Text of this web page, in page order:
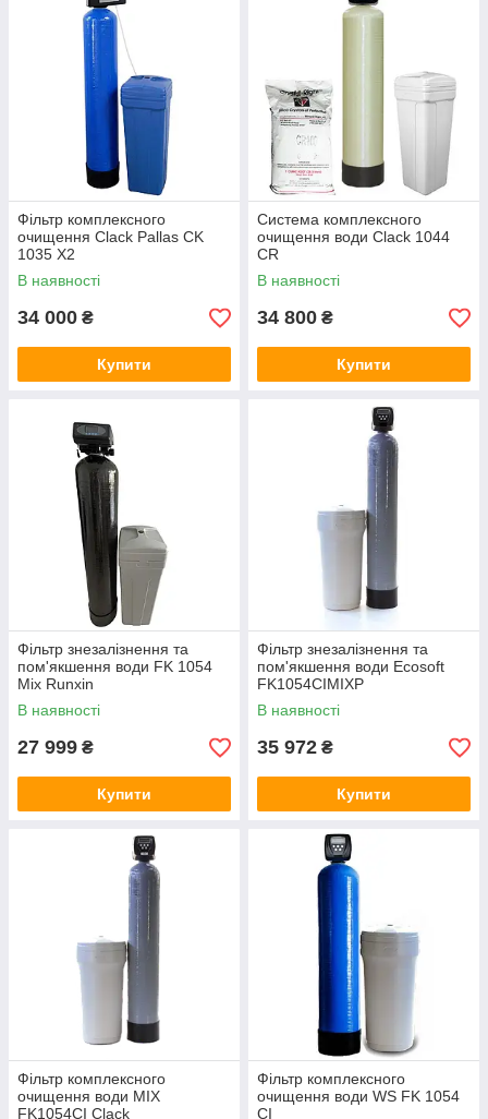
Фільтр комплексного
очищення Clack Pallas CK
1035 X2
В наявності
34 000 ₴
Купити
Система комплексного
очищення води Clack 1044
CR
В наявності
34 800 ₴
Купити
Фільтр знезалізнення та
пом'якшення води FK 1054
Mix Runxin
В наявності
27 999 ₴
Купити
Фільтр знезалізнення та
пом'якшення води Ecosoft
FK1054СIMIXP
В наявності
35 972 ₴
Купити
Фільтр комплексного
очищення води MIX
FK1054CI Clack
Фільтр комплексного
очищення води WS FK 1054
CI